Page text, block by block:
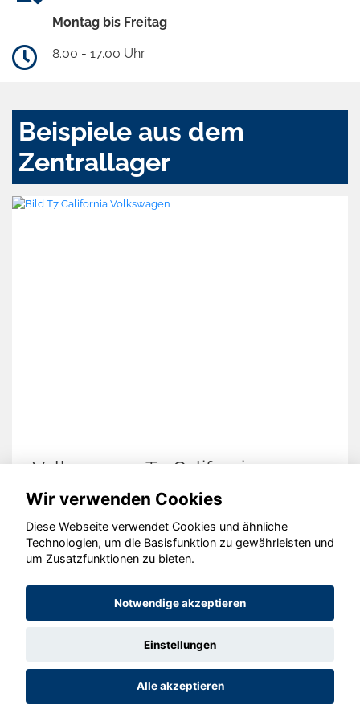
Montag bis Freitag
8.00 - 17.00 Uhr
Beispiele aus dem
Zentrallager
Volkswagen T7 California
© konjunkturmotor.de GmbH 2020 - 2026
Wir verwenden Cookies
Diese Webseite verwendet Cookies und ähnliche
Technologien, um die Basisfunktion zu gewährleisten und
um Zusatzfunktionen zu bieten.
Notwendige akzeptieren
Einstellungen
Alle akzeptieren